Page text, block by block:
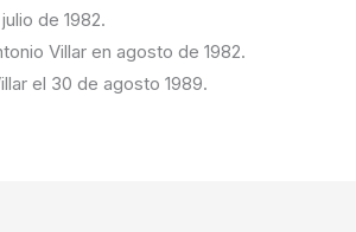
de 1982.
Villar en agosto de 1982.
el 30 de agosto 1989.